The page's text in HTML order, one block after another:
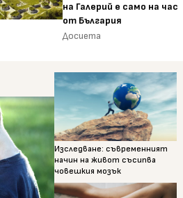
на Галерий е само на час
от България
Досиета
Изследване: съвременният
начин на живот съсипва
човешкия мозък